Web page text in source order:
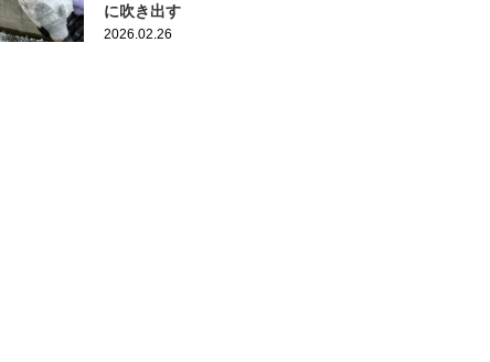
に吹き出す
2026.02.26